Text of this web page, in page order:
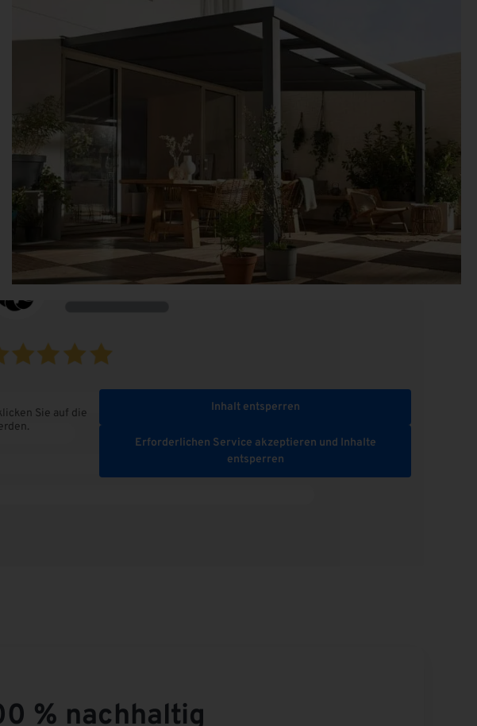
Sie auf die
Inhalt entsperren
Erforderlichen Service akzeptieren und Inhalte
entsperren
% nachhaltig